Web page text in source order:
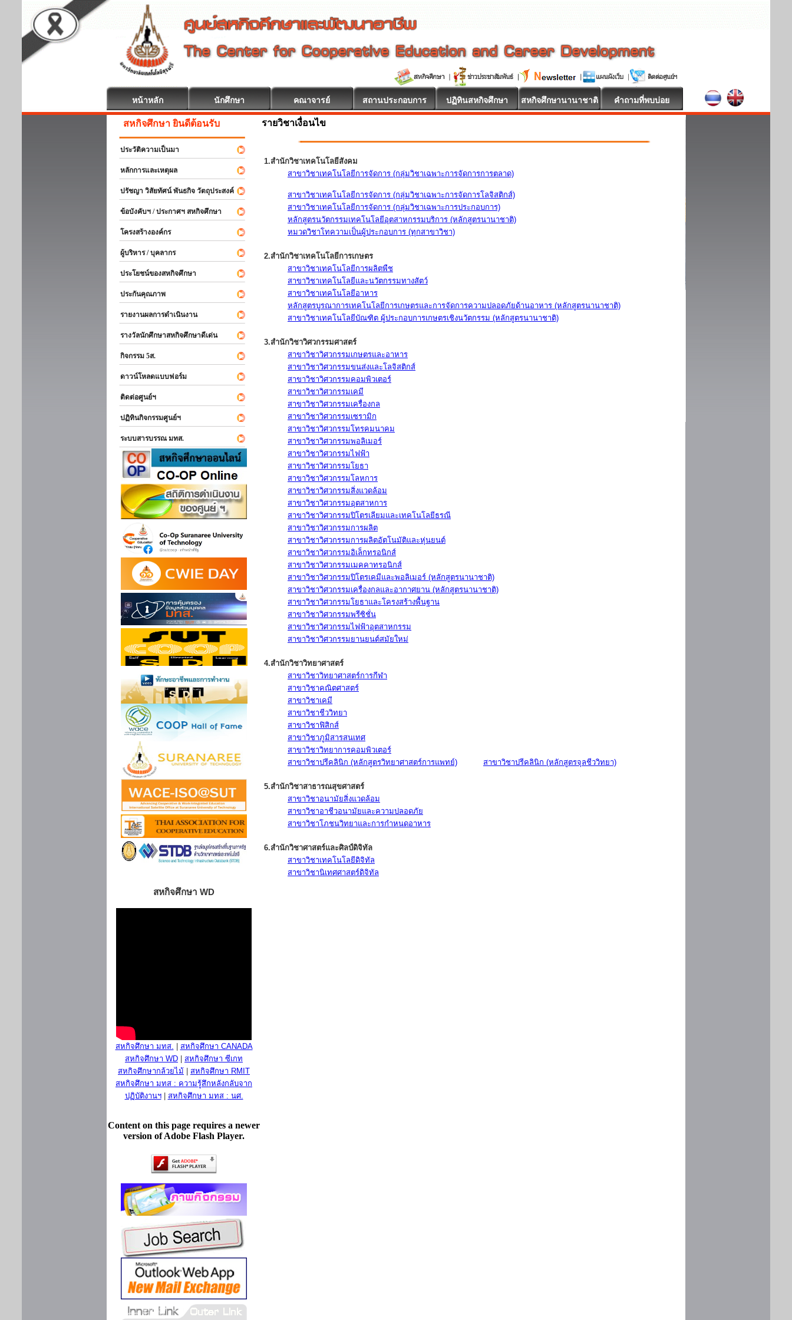
หน้าหลัก นักศึกษา คณาจารย์ สถานประกอบการ ปฏิทินสหกิจศึกษา สหกิจศึกษานานาชาติ คำถามที่พบบ่อย
สหกิจศึกษา ยินดีต้อนรับ
ประวัติความเป็นมา
หลักการและเหตุผล
ปรัชญา วิสัยทัศน์ พันธกิจ วัตถุประสงค์
ข้อบังคับฯ / ประกาศฯ สหกิจศึกษา
โครงสร้างองค์กร
ผู้บริหาร / บุคลากร
ประโยชน์ของสหกิจศึกษา
ประกันคุณภาพ
รายงานผลการดำเนินงาน
รางวัลนักศึกษาสหกิจศึกษาดีเด่น
กิจกรรม 5ส.
ดาวน์โหลดแบบฟอร์ม
ติดต่อศูนย์ฯ
ปฏิทินกิจกรรมศูนย์ฯ
ระบบสารบรรณ มทส.
สหกิจศึกษา WD
สหกิจศึกษา มทส.
สหกิจศึกษา CANADA
สหกิจศึกษา WD
สหกิจศึกษา ซีเกท
สหกิจศึกษากล้วยไม้
สหกิจศึกษา RMIT
สหกิจศึกษา มทส : ความรู้สึกหลังกลับจาก
ปฏิบัติงานฯ| สหกิจศึกษา มทส : นศ.
Content on this page requires a newer
version of Adobe Flash Player.
รายวิชาเงื่อนไข
1.สำนักวิชาเทคโนโลยีสังคม
สาขาวิชาเทคโนโลยีการจัดการ (กลุ่มวิชาเฉพาะการจัดการการตลาด)
สาขาวิชาเทคโนโลยีการจัดการ (กลุ่มวิชาเฉพาะการจัดการโลจิสติกส์)
สาขาวิชาเทคโนโลยีการจัดการ (กลุ่มวิชาเฉพาะการประกอบการ)
หลักสูตรนวัตกรรมเทคโนโลยีอุตสาหกรรมบริการ (หลักสูตรนานาชาติ)
หมวดวิชาโทความเป็นผู้ประกอบการ (ทุกสาขาวิชา)
2.สำนักวิชาเทคโนโลยีการเกษตร
สาขาวิชาเทคโนโลยีการผลิตพืช
สาขาวิชาเทคโนโลยีและนวัตกรรมทางสัตว์
สาขาวิชาเทคโนโลยีอาหาร
หลักสูตรบูรณาการเทคโนโลยีการเกษตรและการจัดการความปลอดภัยด้านอาหาร (หลักสูตรนานาชาติ)
สาขาวิชาเทคโนโลยีบัณฑิต ผู้ประกอบการเกษตรเชิงนวัตกรรม (หลักสูตรนานาชาติ)
3.สำนักวิชาวิศวกรรมศาสตร์
สาขาวิชาวิศวกรรมเกษตรและอาหาร
สาขาวิชาวิศวกรรมขนส่งและโลจิสติกส์
สาขาวิชาวิศวกรรมคอมพิวเตอร์
สาขาวิชาวิศวกรรมเคมี
สาขาวิชาวิศวกรรมเครื่องกล
สาขาวิชาวิศวกรรมเซรามิก
สาขาวิชาวิศวกรรมโทรคมนาคม
สาขาวิชาวิศวกรรมพอลิเมอร์
สาขาวิชาวิศวกรรมไฟฟ้า
สาขาวิชาวิศวกรรมโยธา
สาขาวิชาวิศวกรรมโลหการ
สาขาวิชาวิศวกรรมสิ่งแวดล้อม
สาขาวิชาวิศวกรรมอุตสาหการ
สาขาวิชาวิศวกรรมปิโตรเลียมและเทคโนโลยีธรณี
สาขาวิชาวิศวกรรมการผลิต
สาขาวิชาวิศวกรรมการผลิตอัตโนมัติและหุ่นยนต์
สาขาวิชาวิศวกรรมอิเล็กทรอนิกส์
สาขาวิชาวิศวกรรมเมคคาทรอนิกส์
สาขาวิชาวิศวกรรมปิโตรเคมีและพอลิเมอร์ (หลักสูตรนานาชาติ)
สาขาวิชาวิศวกรรมเครื่องกลและอากาศยาน (หลักสูตรนานาชาติ)
สาขาวิชาวิศวกรรมโยธาและโครงสร้างพื้นฐาน
สาขาวิชาวิศวกรรมพรีซิชั่น
สาขาวิชาวิศวกรรมไฟฟ้าอุตสาหกรรม
สาขาวิชาวิศวกรรมยานยนต์สมัยใหม่
4.สำนักวิชาวิทยาศาสตร์
สาขาวิชาวิทยาศาสตร์การกีฬา
สาขาวิชาคณิตศาสตร์
สาขาวิชาเคมี
สาขาวิชาชีววิทยา
สาขาวิชาฟิสิกส์
สาขาวิชาภูมิสารสนเทศ
สาขาวิชาวิทยาการคอมพิวเตอร์
สาขาวิชาปรีคลินิก (หลักสูตรวิทยาศาสตร์การแพทย์)
สาขาวิชาปรีคลินิก (หลักสูตรจุลชีววิทยา)
5.สำนักวิชาสาธารณสุขศาสตร์
สาขาวิชาอนามัยสิ่งแวดล้อม
สาขาวิชาอาชีวอนามัยและความปลอดภัย
สาขาวิชาโภชนวิทยาและการกำหนดอาหาร
6.สำนักวิชาศาสตร์และศิลป์ดิจิทัล
สาขาวิชาเทคโนโลยีดิจิทัล
สาขาวิชานิเทศศาสตร์ดิจิทัล